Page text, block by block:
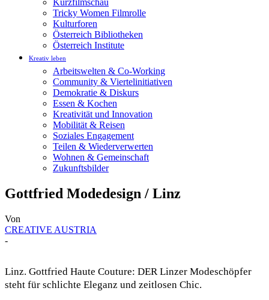
Kurzfilmschau
Tricky Women Filmrolle
Kulturforen
Österreich Bibliotheken
Österreich Institute
Kreativ leben
Arbeitswelten & Co-Working
Community & Viertelinitiativen
Demokratie & Diskurs
Essen & Kochen
Kreativität und Innovation
Mobilität & Reisen
Soziales Engagement
Teilen & Wiederverwerten
Wohnen & Gemeinschaft
Zukunftsbilder
Gottfried Modedesign / Linz
Von
CREATIVE AUSTRIA
-
Linz. Gottfried Haute Couture: DER Linzer Modeschöpfer
steht für schlichte Eleganz und zeitlosen Chic.